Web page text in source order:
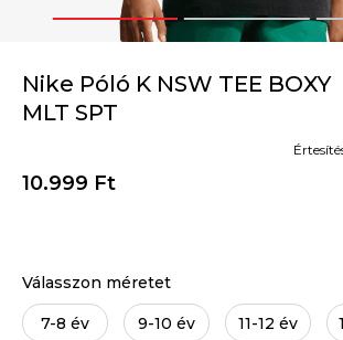
1 2
Nike Póló K NSW TEE BOXY
MLT SPT
10.999 Ft
Válasszon méretet
7-8 év 9-10 év 11-12 év